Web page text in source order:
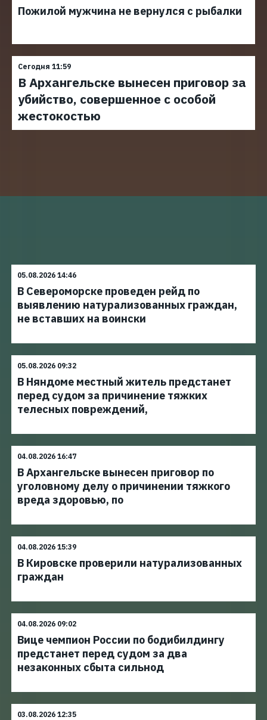
Пожилой мужчина не вернулся с рыбалки
Сегодня 11:59
В Архангельске вынесен приговор за
убийство, совершенное с особой
жестокостью
05.08.2026 14:46
В Североморске проведен рейд по
выявлению натурализованных граждан,
не вставших на воински
05.08.2026 09:32
В Няндоме местный житель предстанет
перед судом за причинение тяжких
телесных повреждений,
04.08.2026 16:47
В Архангельске вынесен приговор по
уголовному делу о причинении тяжкого
вреда здоровью, по
04.08.2026 15:39
В Кировске проверили натурализованных
граждан
04.08.2026 09:02
Вице чемпион России по бодибилдингу
предстанет перед судом за два
незаконных сбыта сильнод
03.08.2026 12:35